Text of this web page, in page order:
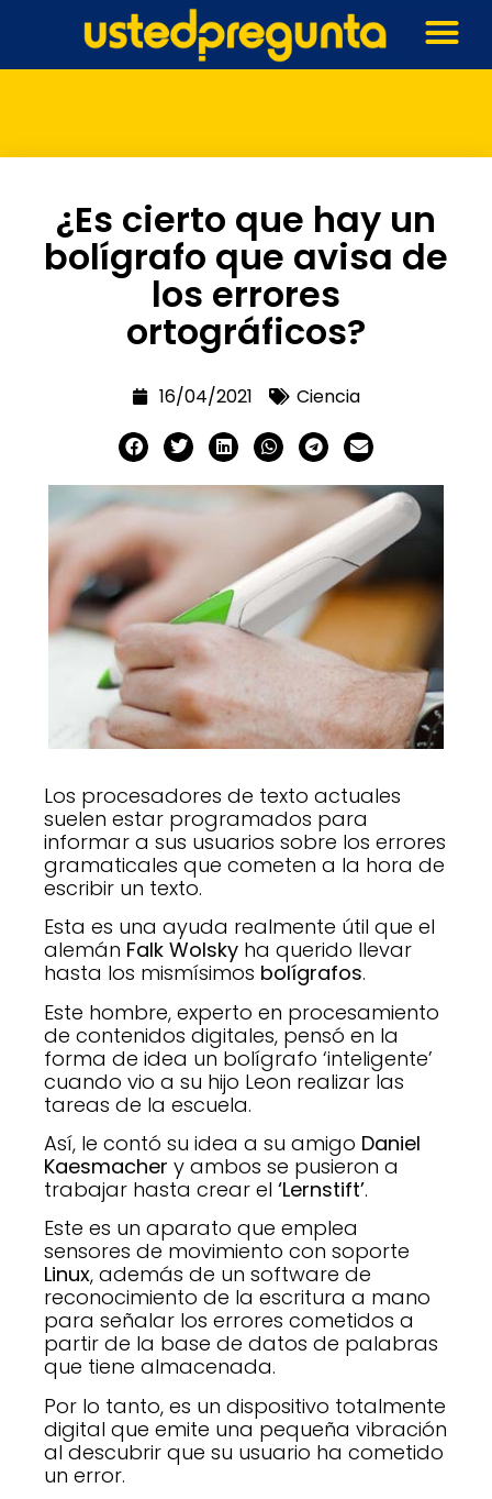
¿Es cierto que hay un
bolígrafo que avisa de
los errores
ortográficos?
16/04/2021 Ciencia
Los procesadores de texto actuales
suelen estar programados para
informar a sus usuarios sobre los errores
gramaticales que cometen a la hora de
escribir un texto.
Esta es una ayuda realmente útil que el
alemán Falk Wolsky ha querido llevar
hasta los mismísimos bolígrafos.
Este hombre, experto en procesamiento
de contenidos digitales, pensó en la
forma de idea un bolígrafo ‘inteligente’
cuando vio a su hijo Leon realizar las
tareas de la escuela.
Así, le contó su idea a su amigo Daniel
Kaesmacher y ambos se pusieron a
trabajar hasta crear el ‘Lernstift’.
Este es un aparato que emplea
sensores de movimiento con soporte
Linux, además de un software de
reconocimiento de la escritura a mano
para señalar los errores cometidos a
partir de la base de datos de palabras
que tiene almacenada.
Por lo tanto, es un dispositivo totalmente
digital que emite una pequeña vibración
al descubrir que su usuario ha cometido
un error.